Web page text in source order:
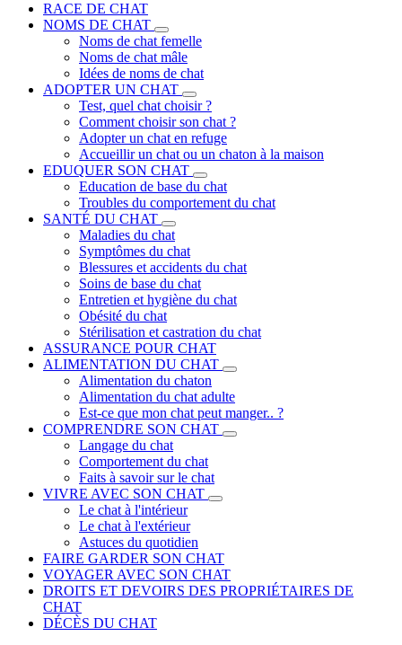
RACE DE CHAT
NOMS DE CHAT
Noms de chat femelle
Noms de chat mâle
Idées de noms de chat
ADOPTER UN CHAT
Test, quel chat choisir ?
Comment choisir son chat ?
Adopter un chat en refuge
Accueillir un chat ou un chaton à la maison
EDUQUER SON CHAT
Education de base du chat
Troubles du comportement du chat
SANTÉ DU CHAT
Maladies du chat
Symptômes du chat
Blessures et accidents du chat
Soins de base du chat
Entretien et hygiène du chat
Obésité du chat
Stérilisation et castration du chat
ASSURANCE POUR CHAT
ALIMENTATION DU CHAT
Alimentation du chaton
Alimentation du chat adulte
Est-ce que mon chat peut manger.. ?
COMPRENDRE SON CHAT
Langage du chat
Comportement du chat
Faits à savoir sur le chat
VIVRE AVEC SON CHAT
Le chat à l'intérieur
Le chat à l'extérieur
Astuces du quotidien
FAIRE GARDER SON CHAT
VOYAGER AVEC SON CHAT
DROITS ET DEVOIRS DES PROPRIÉTAIRES DE
CHAT
DÉCÈS DU CHAT